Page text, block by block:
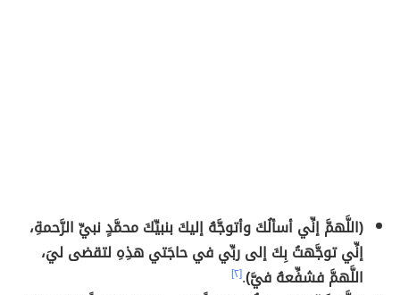
(اللَّهمَّ إنِّي أسألُكَ وأتوجَّهُ إليكَ بنبيِّكَ محمَّدٍ نبيِّ الرَّحمةِ،
إنِّي توجَّهتُ بِكَ إلى ربِّي في حاجَتي هذِهِ لتقضى ليَ،
اللَّهمَّ فشفِّعهُ فيَّ).[٢]